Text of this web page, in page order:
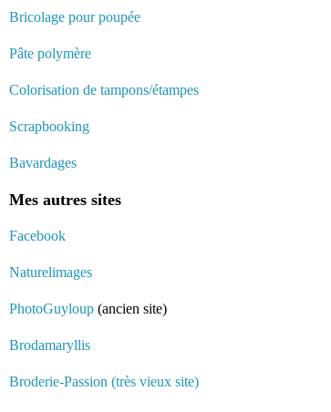
Bricolage pour poupée
Pâte polymère
Colorisation de tampons/étampes
Scrapbooking
Bavardages
Mes autres sites
Facebook
Naturelimages
PhotoGuyloup (ancien site)
Brodamaryllis
Broderie-Passion (très vieux site)